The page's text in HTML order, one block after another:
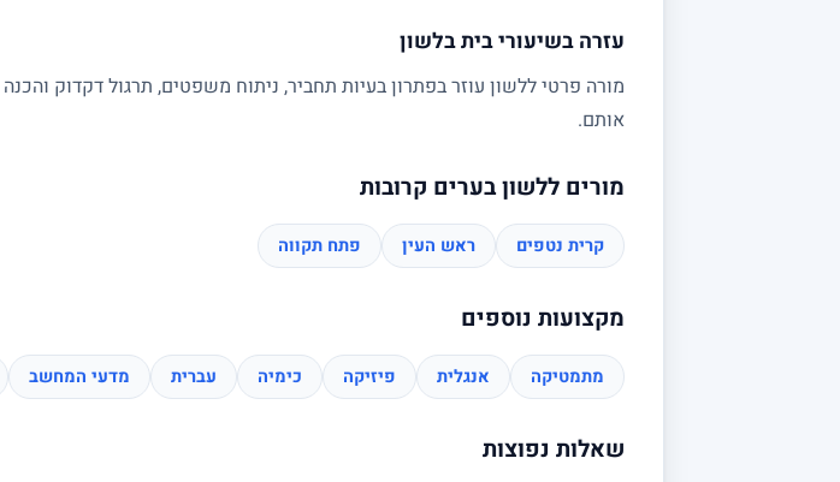
עזרה בשיעורי בית בלשון
מורה פרטי ללשון עוזר בפתרון בעיות תחביר, ניתוח משפטים, תרגול דקדוק
אותם.
מורים ללשון בערים קרובות
קרית נטפים ראש העין פתח תקווה
מקצועות נוספים
מתמטיקה אנגלית פיזיקה כימיה עברית מדעי המחשב
שאלות נפוצות